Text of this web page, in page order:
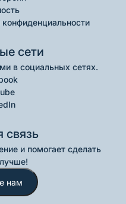
конфиденциальности
сети
в социальных сетях.
связь
и помогает сделать
нам